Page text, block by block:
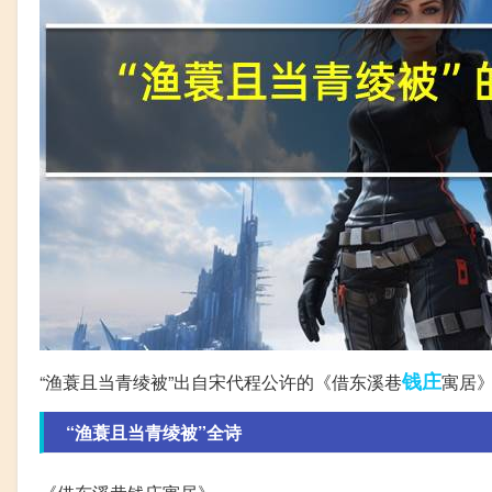
“渔蓑且当青绫被”出自宋代程公许的《借东溪巷钱庄寓居
“渔蓑且当青绫被”全诗